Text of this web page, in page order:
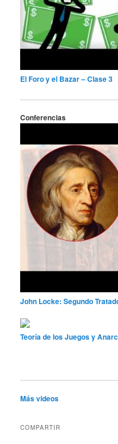
El Foro y el Bazar – Clase 3
Conferencias
John Locke: Segundo
Teoría de los Juegos y
Más videos
COMPARTIR